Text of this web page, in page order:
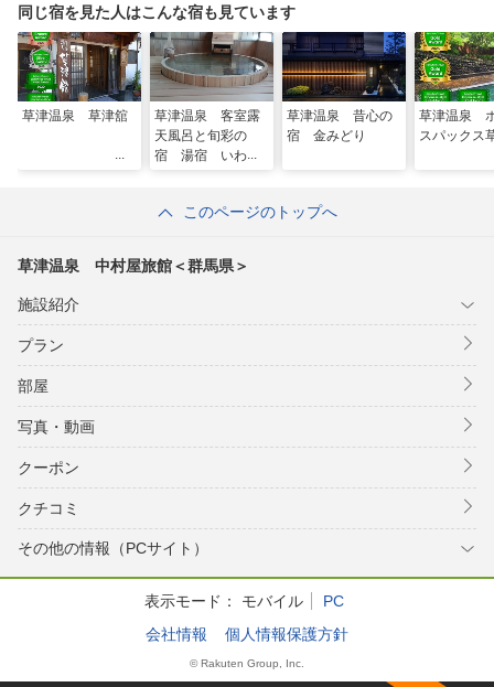
同じ宿を見た人はこんな宿も見ています
草津温泉 草津舘
草津温泉 客室露
天風呂と旬彩の
宿 湯宿 いわふ
草津温泉 昔心の
宿 金みどり
草津温泉
スパックス
このページのトップへ
草津温泉 中村屋旅館＜群馬県＞
施設紹介
プラン
部屋
写真・動画
クーポン
クチコミ
その他の情報（PCサイト）
表示モード： モバイル
PC
会社情報
個人情報保護方針
© Rakuten Group, Inc.